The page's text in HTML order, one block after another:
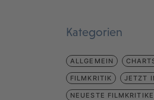
Kategorien
ALLGEMEIN
FILMKRITIK JETZT
NEUESTE